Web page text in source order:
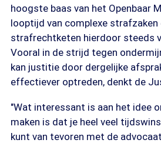
hoogste baas van het Openbaar
looptijd van complexe
strafrechtketen hierdoor steeds
Vooral in de strijd tegen
kan justitie door dergelijke
effectiever optreden, denkt de
"Wat interessant is aan het idee
maken is dat je heel veel
kunt van tevoren met de